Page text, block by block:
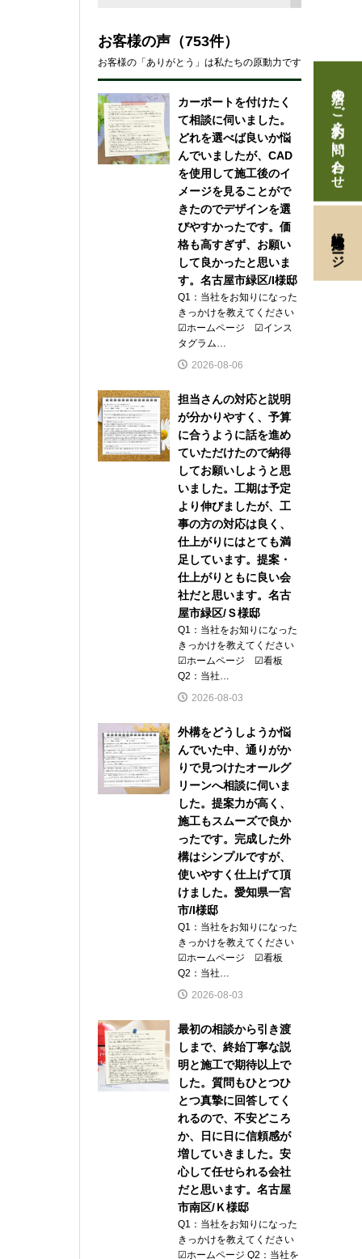
お客様の声 （753件）
お客様の「ありがとう」は私たちの原動力です
カーポートを付けたく
て相談に伺いました。
どれを選べば良いか悩
んでいましたが、CAD
を使用して施工後のイ
メージを見ることがで
きたのでデザインを選
びやすかったです。価
格も高すぎず、お願い
して良かったと思いま
す。名古屋市緑区/I様邸
Q1：当社をお知りになった
きっかけを教えてください
☑ホームページ ☑インス
タグラム…
2026-08-06
担当さんの対応と説明
が分かりやすく、予算
に合うように話を進め
ていただけたので納得
してお願いしようと思
いました。工期は予定
より伸びましたが、工
事の方の対応は良く、
仕上がりにはとても満
足しています。提案・
仕上がりともに良い会
社だと思います。名古
屋市緑区/Ｓ様邸
Q1：当社をお知りになった
きっかけを教えてください
☑ホームページ ☑看板
Q2：当社…
2026-08-03
外構をどうしようか悩
んでいた中、通りがか
りで見つけたオールグ
リーンへ相談に伺いま
した。提案力が高く、
施工もスムーズで良か
ったです。完成した外
構はシンプルですが、
使いやすく仕上げて頂
けました。愛知県一宮
市/I様邸
Q1：当社をお知りになった
きっかけを教えてください
☑ホームページ ☑看板
Q2：当社…
2026-08-03
最初の相談から引き渡
しまで、終始丁寧な説
明と施工で期待以上で
した。質問もひとつひ
とつ真摯に回答してく
れるので、不安どころ
か、日に日に信頼感が
増していきました。安
心して任せられる会社
だと思います。名古屋
市南区/Ｋ様邸
Q1：当社をお知りになった
きっかけを教えてください
☑ホームページ Q2：当社を
来店のご予約・お問い合わせ
経験者採用ページ